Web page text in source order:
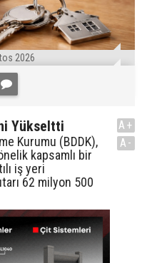
2026
Yükseltti
Kurumu (BDDK),
kapsamlı bir
iş yeri
62 milyon 500
A+
A-